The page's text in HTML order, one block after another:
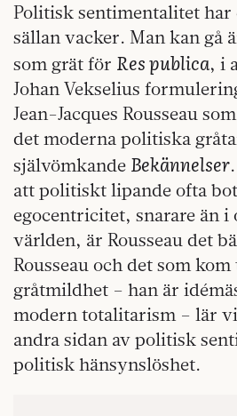
Politisk sentimentalitet har
sällan vacker. Man kan gå
som grät för Res publica, i
Johan Vekselius
Jean-Jacques Rousseau
det moderna politiska
självömkande Bekännelser
att politiskt lipande ofta
egocentricitet, snarare än i
världen, är Rousseau det
Rousseau och det som
gråtmildhet – han är
modern totalitarism – lär
andra sidan av politisk
politisk hänsynslöshet.